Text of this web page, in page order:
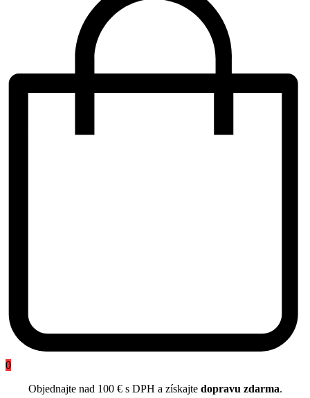
0
Objednajte nad 100 € s DPH a získajte dopravu zdarma.